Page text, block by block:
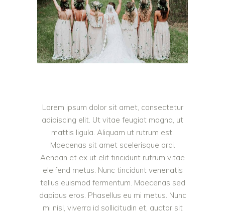
Lorem ipsum dolor sit amet, consectetur
adipiscing elit. Ut vitae feugiat magna, ut
mattis ligula. Aliquam ut rutrum est.
Maecenas sit amet scelerisque orci.
Aenean et ex ut elit tincidunt rutrum vitae
eleifend metus. Nunc tincidunt venenatis
tellus euismod fermentum. Maecenas sed
dapibus eros. Phasellus eu mi metus. Nunc
mi nisl, viverra id sollicitudin et, auctor sit